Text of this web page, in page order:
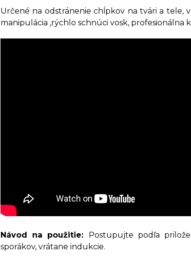
Určené na odstránenie chĺpkov na tvári a tele,
manipulácia ,rýchlo schnúci vosk, profesionálna
Návod na použitie: Postupujte podľa
sporákov, vrátane indukcie.